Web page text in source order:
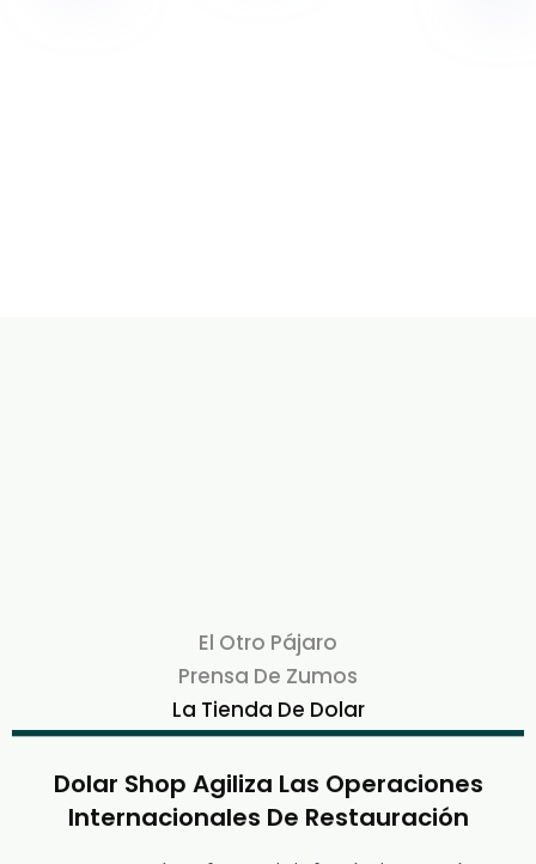
El Otro Pájaro
Prensa De Zumos
La Tienda De Dolar
Dolar Shop Agiliza Las Operaciones
Internacionales De Restauración